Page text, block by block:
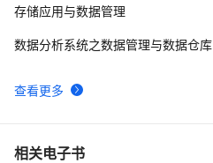
查看更多
存储应用与数据管理
数据分析系统之数据管理与数据仓库
相关电子书